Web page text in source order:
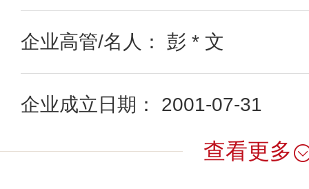
企业高管/名人： 彭 * 文
企业成立日期： 2001-07-31
查看更多